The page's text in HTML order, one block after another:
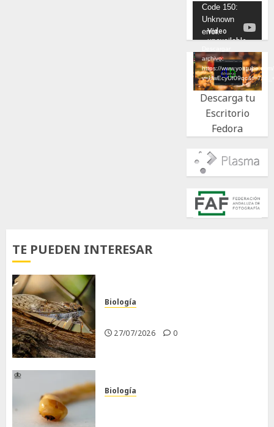
Reproductor
de
vídeo
Code 150:
Unknown
error.
archivo:
https://
Descarga tu
Escritorio
Fedora
TE PUEDEN INTERESAR
Biología
27/07/2026 0
Biología